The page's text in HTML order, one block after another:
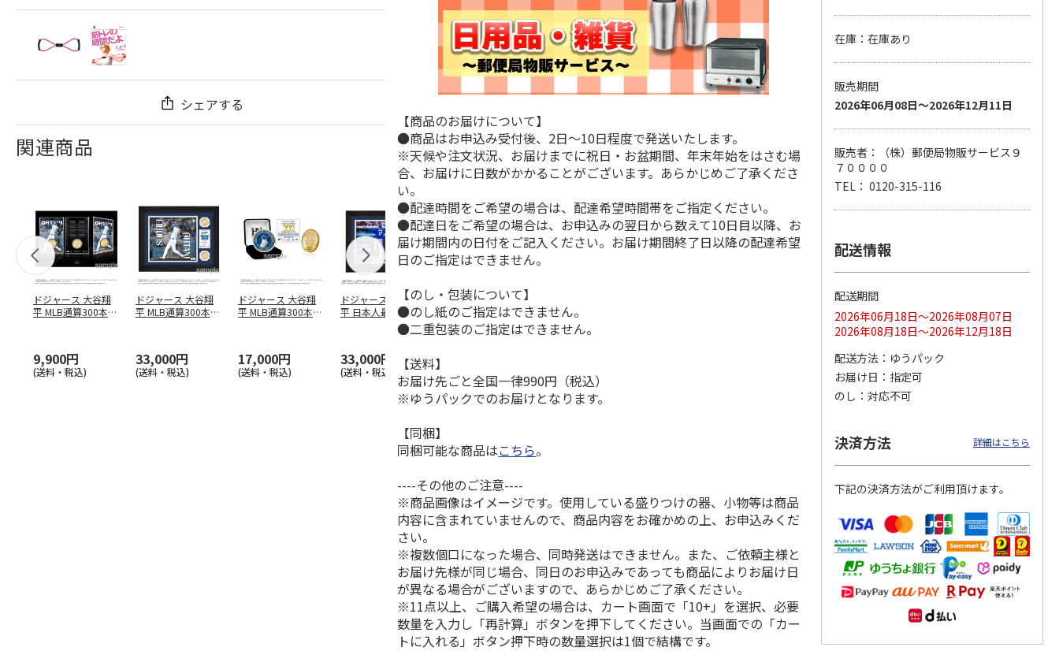
シェアする
関連商品
ドジャース 大谷翔
平 MLB通算300本塁
9,900円
(送料・税込)
ドジャース 大谷翔
平 MLB通算300本塁
33,000円
(送料・税込)
ドジャース 大谷翔
平 MLB通算300本塁
17,000円
(送料・税込)
ドジャース 大谷翔
平 日本人最多53試
合連続出塁記念 ダ
33,000円
(送料・税込)
MLB ドジャース 大
谷翔平 2026 NL 3・
4月投手…
平 日本人最多53試
合連続出塁記念 コ
イ…
ドジャース 大谷翔
平 日本人最多53試
合連続出塁記念 シ
ル…
17,000円
(送料・税込)
谷翔平 2026 NL 3・
4月投手…
【商品のお届けについて】
●商品はお申込み受付後、2日～10日程度で発送いたします。
※天候や注文状況、お届けまでに祝日・お盆期間、年末年始をはさむ場
合、お届けに日数がかかることがございます。あらかじめご了承くださ
い。
●配達時間をご希望の場合は、配達希望時間帯をご指定ください。
●配達日をご希望の場合は、お申込みの翌日から数えて10日目以降、お
届け期間内の日付をご記入ください。お届け期間終了日以降の配達希望
日のご指定はできません。
【のし・包装について】
●のし紙のご指定はできません。
●二重包装のご指定はできません。
【送料】
お届け先ごと全国一律990円（税込）
※ゆうパックでのお届けとなります。
【同梱】
同梱可能な商品はこちら。
----その他のご注意----
※商品画像はイメージです。使用している盛りつけの器、小物等は商品
内容に含まれていませんので、商品内容をお確かめの上、お申込みくだ
さい。
※複数個口になった場合、同時発送はできません。また、ご依頼主様と
お届け先様が同じ場合、同日のお申込みであっても商品によりお届け日
が異なる場合がございますので、あらかじめご了承ください。
※11点以上、ご購入希望の場合は、カート画面で「10+」を選択、必要
数量を入力し「再計算」ボタンを押下してください。当画面での「カー
トに入れる」ボタン押下時の数量選択は1個で結構です。
在庫：在庫あり
販売期間
2026年06月08日～2026年12月11日
販売者：（株）郵便局物販サービス９
７００００
TEL： 0120-315-116
配送情報
配送期間
2026年06月18日～2026年08月07日
2026年08月18日～2026年12月18日
配送方法
ゆうパック
お届け日
指定可
のし
対応不可
決済方法 詳細はこちら
下記の決済方法がご利用頂けます。